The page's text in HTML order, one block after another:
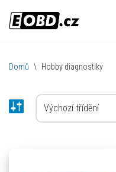
Přeskočit
obsah
Domů \ Hobby diagnostiky